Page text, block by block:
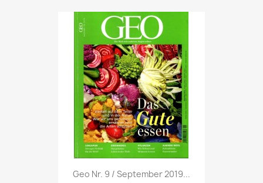
 Vorschau
Geo Nr. 9 / September 2019...